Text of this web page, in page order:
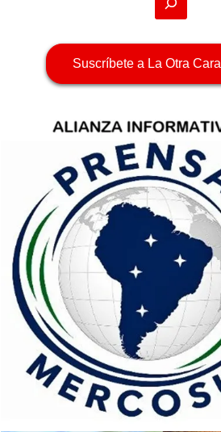
Suscríbete a La Otra Cara